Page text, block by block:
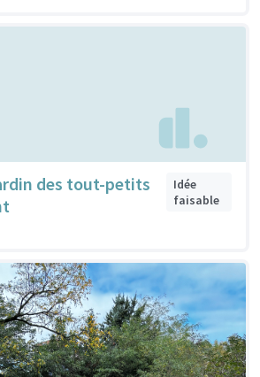
des tout-petits
Idée
faisable